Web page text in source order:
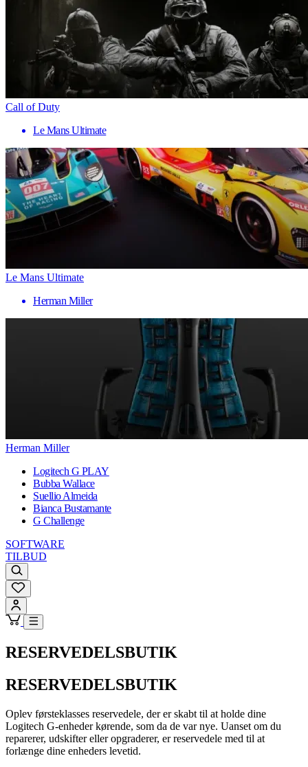
Call of Duty
Le Mans Ultimate
Le Mans Ultimate
Herman Miller
Herman Miller
Logitech G PLAY
Bubba Wallace
Suellio Almeida
Bianca Bustamante
G Challenge
SOFTWARE
TILBUD
RESERVEDELSBUTIK
RESERVEDELSBUTIK
Oplev førsteklasses reservedele, der er skabt til at holde dine
Logitech G-enheder kørende, som da de var nye. Uanset om du
reparerer, udskifter eller opgraderer, er reservedele med til at
forlænge dine enheders levetid.